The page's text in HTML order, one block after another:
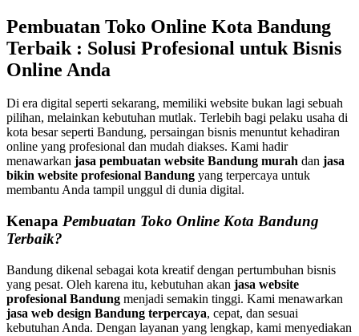
Pembuatan Toko Online Kota Bandung
Terbaik : Solusi Profesional untuk Bisnis
Online Anda
Di era digital seperti sekarang, memiliki website bukan lagi sebuah
pilihan, melainkan kebutuhan mutlak. Terlebih bagi pelaku usaha di
kota besar seperti Bandung, persaingan bisnis menuntut kehadiran
online yang profesional dan mudah diakses. Kami hadir
menawarkan jasa pembuatan website Bandung murah dan jasa
bikin website profesional Bandung yang terpercaya untuk
membantu Anda tampil unggul di dunia digital.
Kenapa Pembuatan Toko Online Kota Bandung
Terbaik?
Bandung dikenal sebagai kota kreatif dengan pertumbuhan bisnis
yang pesat. Oleh karena itu, kebutuhan akan jasa website
profesional Bandung menjadi semakin tinggi. Kami menawarkan
jasa web design Bandung terpercaya, cepat, dan sesuai
kebutuhan Anda. Dengan layanan yang lengkap, kami menyediakan